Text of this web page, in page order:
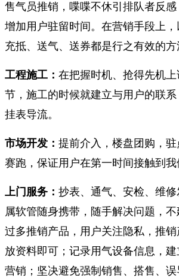
售气员推销，喋喋不休引排队者反感
增加用户驻留时间。在营销手段上，
充抵、送气、送券都是行之有效的方
工程施工： 在把握时机、抢得先机
节，施工的时候就建立与用户的联
挂表导流。
市场开发： 提前介入，楼盘团购，
赛跑，保证用户在第一时间接触到我
上门服务： 抄表、通气、安检、维
属软管随身携带，随手解决问题，
过多推销产品，用户关注隐私，推
放资料即可；记录用气设备信息，
营销；坚决避免强制销售、搭售、